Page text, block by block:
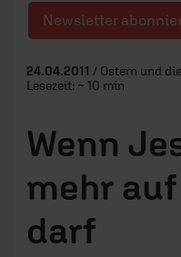
Newsletter
24.04.2011 / Ostern und
Lesezeit: ~ 10 min
Wenn
mehr
darf